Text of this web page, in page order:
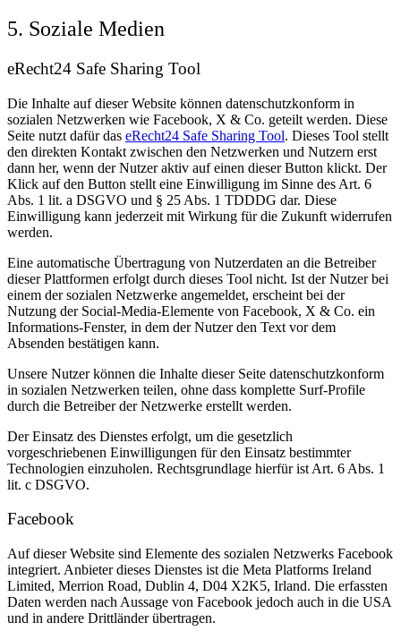
5. Soziale Medien
eRecht24 Safe Sharing Tool
Die Inhalte auf dieser Website können datenschutzkonform in
sozialen Netzwerken wie Facebook, X & Co. geteilt werden. Diese
Seite nutzt dafür das eRecht24 Safe Sharing Tool. Dieses Tool stellt
den direkten Kontakt zwischen den Netzwerken und Nutzern erst
dann her, wenn der Nutzer aktiv auf einen dieser Button klickt. Der
Klick auf den Button stellt eine Einwilligung im Sinne des Art. 6
Abs. 1 lit. a DSGVO und § 25 Abs. 1 TDDDG dar. Diese
Einwilligung kann jederzeit mit Wirkung für die Zukunft widerrufen
werden.
Eine automatische Übertragung von Nutzerdaten an die Betreiber
dieser Plattformen erfolgt durch dieses Tool nicht. Ist der Nutzer bei
einem der sozialen Netzwerke angemeldet, erscheint bei der
Nutzung der Social-Media-Elemente von Facebook, X & Co. ein
Informations-Fenster, in dem der Nutzer den Text vor dem
Absenden bestätigen kann.
Unsere Nutzer können die Inhalte dieser Seite datenschutzkonform
in sozialen Netzwerken teilen, ohne dass komplette Surf-Profile
durch die Betreiber der Netzwerke erstellt werden.
Der Einsatz des Dienstes erfolgt, um die gesetzlich
vorgeschriebenen Einwilligungen für den Einsatz bestimmter
Technologien einzuholen. Rechtsgrundlage hierfür ist Art. 6 Abs. 1
lit. c DSGVO.
Facebook
Auf dieser Website sind Elemente des sozialen Netzwerks Facebook
integriert. Anbieter dieses Dienstes ist die Meta Platforms Ireland
Limited, Merrion Road, Dublin 4, D04 X2K5, Irland. Die erfassten
Daten werden nach Aussage von Facebook jedoch auch in die USA
und in andere Drittländer übertragen.